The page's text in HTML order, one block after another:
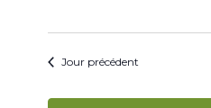
Jour précédent